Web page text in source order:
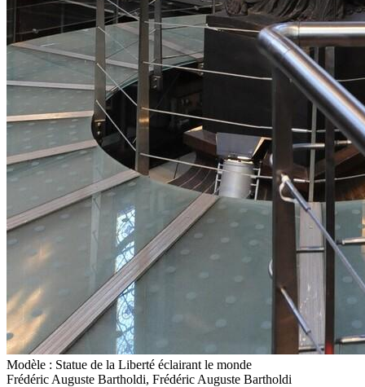
Modèle : Statue de la Liberté éclairant le monde
Frédéric Auguste Bartholdi, Frédéric Auguste Bartholdi